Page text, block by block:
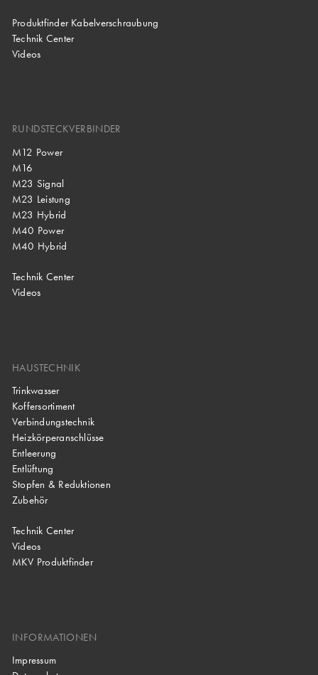
Produktfinder Kabelverschraubung
Technik Center
Videos
RUNDSTECKVERBINDER
M12 Power
M16
M23 Signal
M23 Leistung
M23 Hybrid
M40 Power
M40 Hybrid
Technik Center
Videos
HAUSTECHNIK
Trinkwasser
Koffersortiment
Verbindungstechnik
Heizkörperanschlüsse
Entleerung
Entlüftung
Stopfen & Reduktionen
Zubehör
Technik Center
Videos
MKV Produktfinder
INFORMATIONEN
Impressum